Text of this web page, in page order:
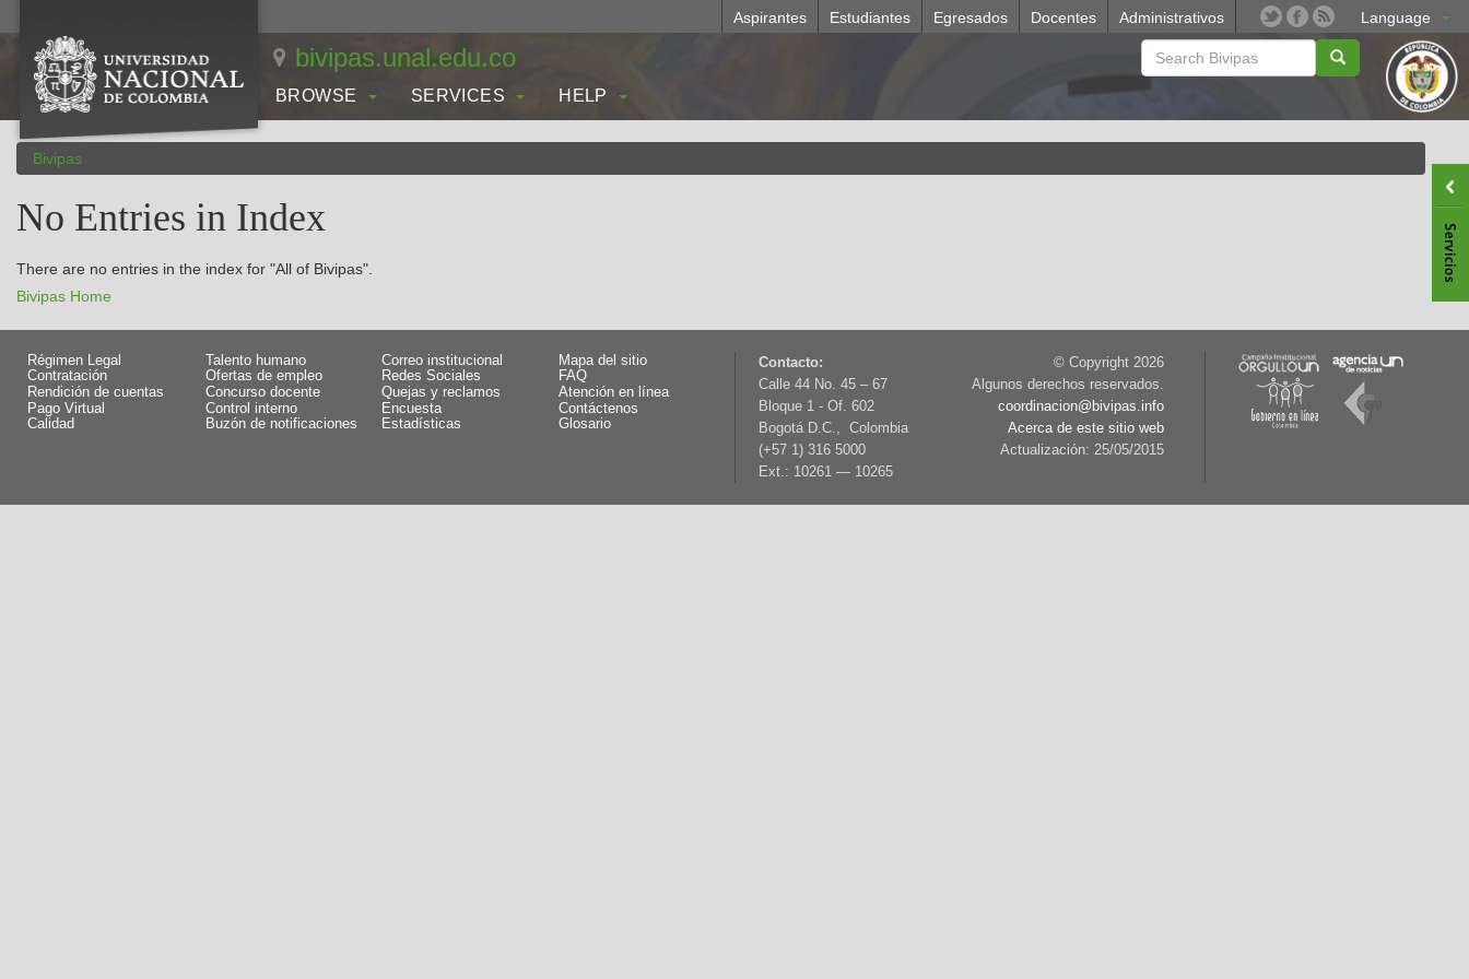
Language
Aspirantes Estudiantes Egresados Docentes Administrativos
bivipas.unal.edu.co
BROWSE SERVICES HELP
Bivipas
No Entries in Index
There are no entries in the index for "All of Bivipas".
Bivipas Home
Régimen Legal
Talento humano
Contratación
Ofertas de empleo
Rendición de cuentas
Concurso docente
Pago Virtual
Control interno
Calidad
Buzón de notificaciones
Correo institucional
Mapa del sitio
Redes Sociales
FAQ
Quejas y reclamos
Atención en línea
Encuesta
Contáctenos
Estadísticas
Glosario
Contacto:
Calle 44 No. 45 – 67
Bloque 1 - Of. 602
Bogotá D.C., Colombia
(+57 1) 316 5000
Ext.: 10261 — 10265
© Copyright 2026
Algunos derechos reservados.
coordinacion@bivipas.info
Acerca de este sitio web
Actualización: 25/05/2015